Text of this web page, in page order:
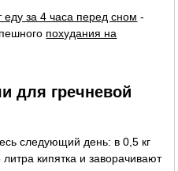
еду за 4 часа перед сном -
похудания на
для гречневой
следующий день: в 0,5 кг
кипятка и заворачивают